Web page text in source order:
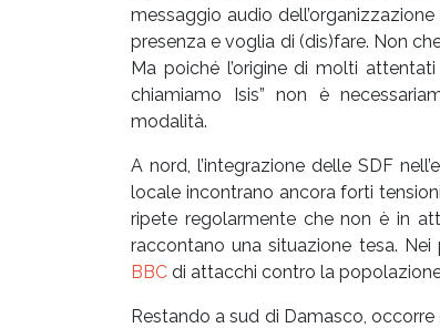
messaggio audio
presenza e voglia di (dis)fare. Non
Ma poiché l’origine di molti
chiamiamo Isis” non è
modalità.
A nord, l’integrazione delle SDF
locale incontrano ancora forti
ripete regolarmente che non è in
raccontano una situazione tesa.
BBC di attacchi contro la
Restando a sud di Damasco,